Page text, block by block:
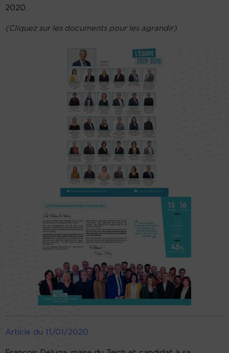
2020.
(Cliquez sur les documents pour les agrandir)
Article du 11/01/2020